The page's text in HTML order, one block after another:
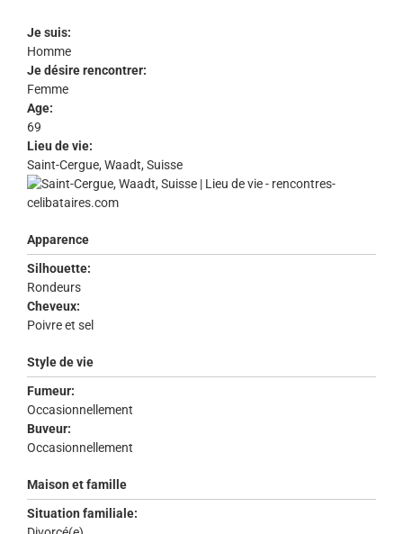
Je suis:
Homme
Je désire rencontrer:
Femme
Age:
69
Lieu de vie:
Saint-Cergue, Waadt, Suisse
Apparence
Silhouette:
Rondeurs
Cheveux:
Poivre et sel
Style de vie
Fumeur:
Occasionnellement
Buveur:
Occasionnellement
Maison et famille
Situation familiale: